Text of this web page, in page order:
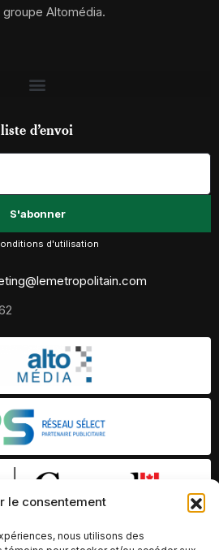
le consentement
nous utilisons des
groupe Altomédia.
d’envoi
d'utilisation